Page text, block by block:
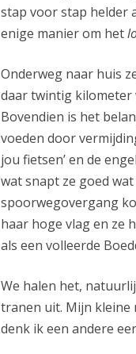
stap voor stap helder
enige manier om het
Onderweg naar huis
daar twintig kilometer
Bovendien is het
voeden door
jou fietsen’ en de
wat snapt ze goed
spoorwegovergang
haar hoge vlag en ze
als een volleerde
We halen het,
tranen uit. Mijn kleine
denk ik een andere